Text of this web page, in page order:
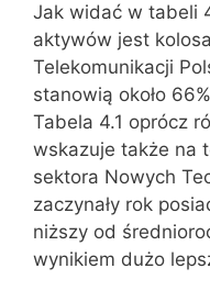
Jak widać w tabeli
aktywów jest
Telekomunikacji
stanowią około
Tabela 4.1 oprócz
wskazuje także na
sektora Nowych
zaczynały rok
niższy od
wynikiem dużo